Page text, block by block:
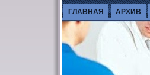
ГЛАВНАЯ АРХИВ